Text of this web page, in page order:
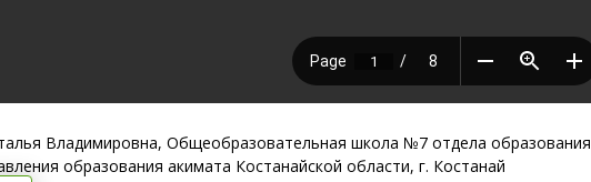
Владимировна, Общеобразовательная школа №7 отдела образования
образования акимата Костанайской области, г. Костанай